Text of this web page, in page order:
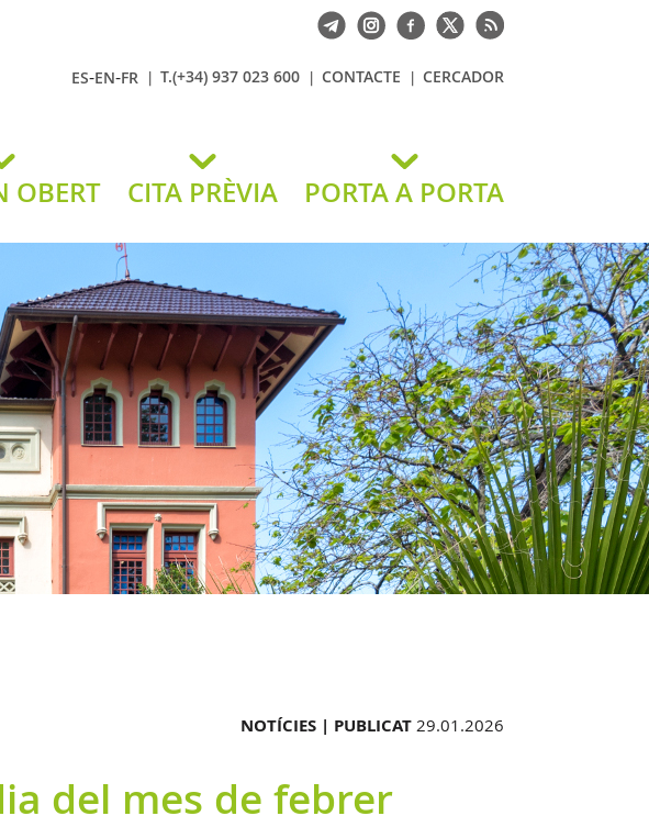
ES-EN-FR T.(+34) 937 023 600 CONTACTE CERCADOR
OBERT CITA PRÈVIA PORTA A PORTA
NOTÍCIES | PUBLICAT 29.01.2026
del mes de febrer